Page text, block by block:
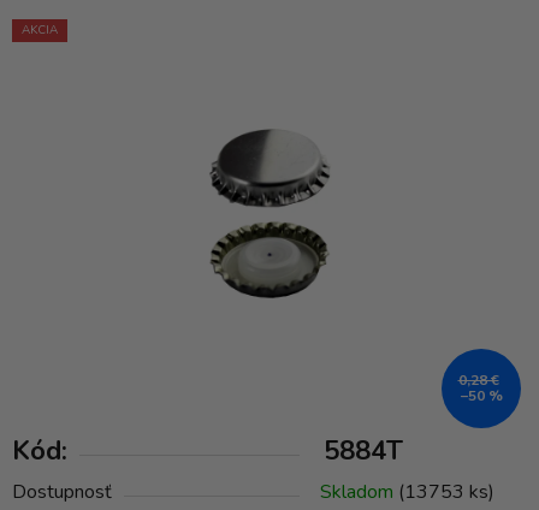
Kód: 5884T
Dostupnosť Skladom (13753 ks)
AKCIA
0,28 €
–50 %